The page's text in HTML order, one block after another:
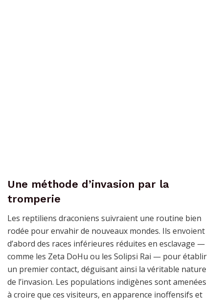
Une méthode d’invasion par la
tromperie
Les reptiliens draconiens suivraient une routine bien
rodée pour envahir de nouveaux mondes. Ils envoient
d’abord des races inférieures réduites en esclavage —
comme les Zeta DoHu ou les Solipsi Rai — pour établir
un premier contact, déguisant ainsi la véritable nature
de l’invasion. Les populations indigènes sont amenées
à croire que ces visiteurs, en apparence inoffensifs et